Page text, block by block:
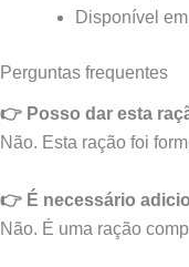
Disponível
Perguntas frequentes
👉 Posso dar esta
Não. Esta ração foi
👉 É necessário
Não. É uma ração